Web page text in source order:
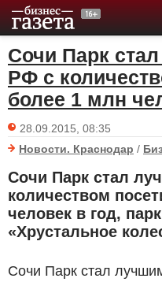
Сочи Парк
РФ с
более 1 млн
28.09.2015, 08:35
Новости. Краснодар /
Сочи Парк стал
количеством
человек в год,
«Хрустальное
Сочи Парк стал